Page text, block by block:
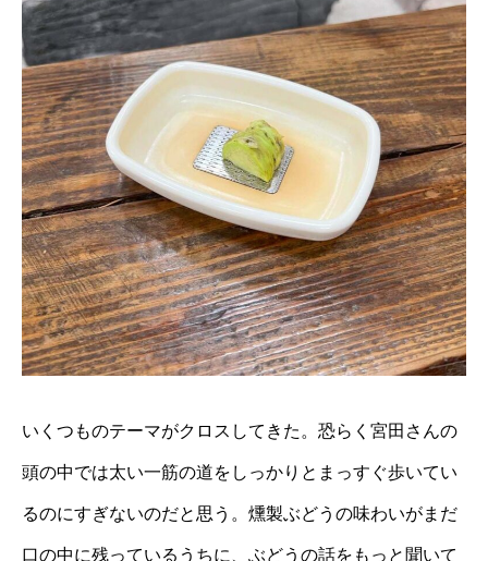
いくつものテーマがクロスしてきた。恐らく宮田さんの
頭の中では太い一筋の道をしっかりとまっすぐ歩いてい
るのにすぎないのだと思う。燻製ぶどうの味わいがまだ
口の中に残っているうちに、ぶどうの話をもっと聞いて